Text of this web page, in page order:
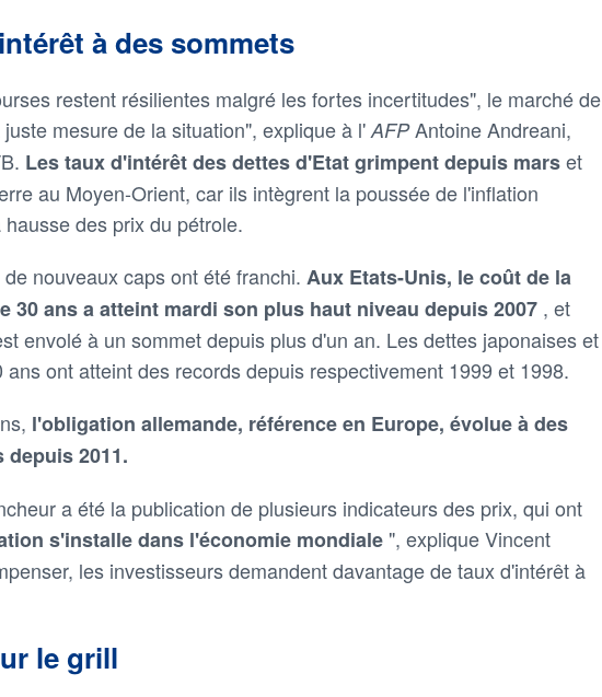
à des sommets
restent résilientes malgré les fortes incertitudes", le marché de
mesure de la situation", explique à l' AFPAntoine Andreani,
Les taux d'intérêt des dettes d'Etat grimpent depuis marset
au Moyen-Orient, car ils intègrent la poussée de l'inflation
des prix du pétrole.
nouveaux caps ont été franchi. Aux Etats-Unis, le coût de la
30 ans a atteint mardi son plus haut niveau depuis 2007 , et
envolé à un sommet depuis plus d'un an. Les dettes japonaises et
ans ont atteint des records depuis respectivement 1999 et 1998.
l'obligation allemande, référence en Europe, évolue à des
depuis 2011.
a été la publication de plusieurs indicateurs des prix, qui ont
s'installe dans l'économie mondiale ", explique Vincent
les investisseurs demandent davantage de taux d'intérêt à
le grill